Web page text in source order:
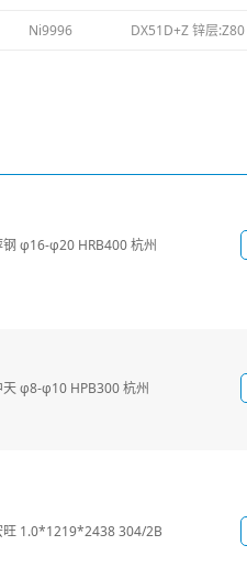
Ni9996 DX51D+Z 锌层:Z80
钢 φ16-φ20 HRB400 杭州
天 φ8-φ10 HPB300 杭州
旺 1.0*1219*2438 304/2B